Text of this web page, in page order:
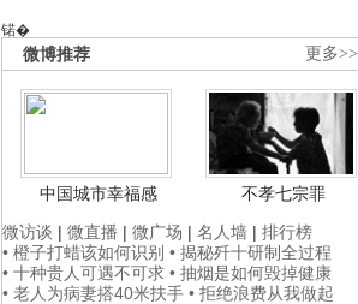
锘�
更多>>
微博推荐
中国城市幸福感
不孝七宗罪
微访谈 | 微直播 | 微广场 | 名人墙 | 排行榜
• 橙子打蜡该如何识别 • 揭秘歼十研制全过程
• 十种贵人可遇不可求 • 抽烟是如何毁掉健康
• 老人为病妻搭40米扶手 • 拒绝浪费从我做起